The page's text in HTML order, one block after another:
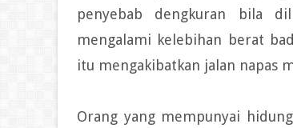
penyebab dengkuran bila
mengalami kelebihan berat
itu mengakibatkan jalan napas
Orang yang mempunyai